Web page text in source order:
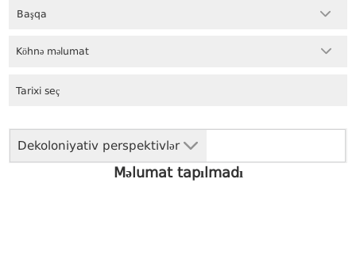
Başqa
Dekoloniyativ perspektivlər
Köhnə məlumat
Məlumat tapılmadı